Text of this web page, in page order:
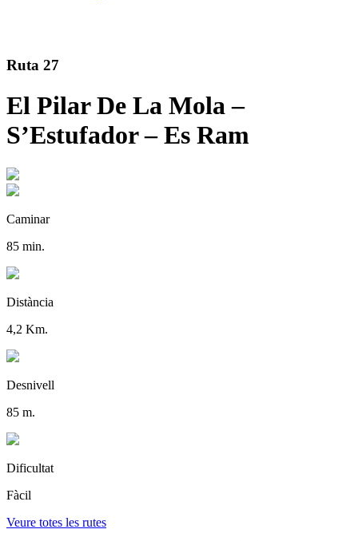
Ruta 27
El Pilar De La Mola –
S’Estufador – Es Ram
Caminar
85 min.
Distància
4,2 Km.
Desnivell
85 m.
Dificultat
Fàcil
Veure totes les rutes